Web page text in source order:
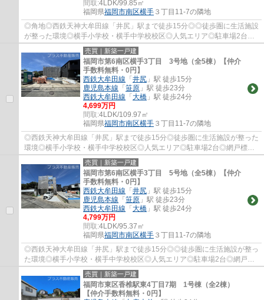
間取:4LDK/99.85㎡
福岡県福岡市南区横手 ３丁目11-7の隣地
◎角地◎西鉄天神大牟田線「井尻」駅まで徒歩15分◎◎徒歩圏に生活施設
が整った環境◎横手小学校・横手中学校校区◎人気エリア◎駐車場2台◎
網戸標準仕様◎防犯シャッター付き◎
売買｜新築一戸建
福岡市第6南区横手3丁目 3号地（全5棟）【仲介
手数料無料・0円】
西鉄大牟田線 「 井尻 」駅 徒歩15分
鹿児島本線 「 笹原 」駅 徒歩23分
西鉄大牟田線 「 大橋 」駅 徒歩24分
4,699万円
間取:4LDK/109.97㎡
福岡県福岡市南区横手 ３丁目11-7の隣地
◎西鉄天神大牟田線「井尻」駅まで徒歩15分◎徒歩圏に生活施設が整った
環境◎横手小学校・横手中学校校区◎人気エリア◎駐車場2台◎網戸標準
仕様◎防犯シャッター付き◎
売買｜新築一戸建
福岡市第6南区横手3丁目 5号地（全5棟）【仲介
手数料無料・0円】
西鉄大牟田線 「 井尻 」駅 徒歩15分
鹿児島本線 「 笹原 」駅 徒歩23分
西鉄大牟田線 「 大橋 」駅 徒歩24分
4,799万円
間取:4LDK/95.37㎡
福岡県福岡市南区横手 ３丁目11-7の隣地
◎西鉄天神大牟田線「井尻」駅まで徒歩15分◎◎徒歩圏に生活施設が整っ
た環境◎横手小学校・横手中学校校区◎人気エリア◎駐車場2台◎網戸標
準仕様◎防犯シャッター付き◎
売買｜新築一戸建
福岡市東区香椎駅東4丁目7期 1号棟（全2棟）
【仲介手数料無料・0円】